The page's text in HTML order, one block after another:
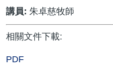
講員: 朱卓慈牧師
相關文件下載:
PDF